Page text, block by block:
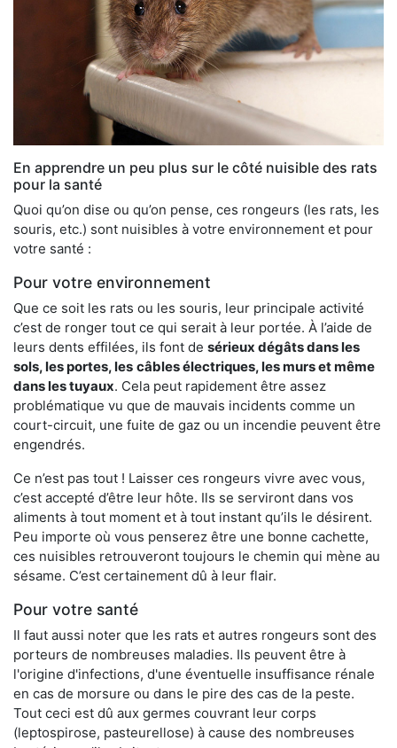
En apprendre un peu plus sur le côté nuisible des rats
pour la santé
Quoi qu’on dise ou qu’on pense, ces rongeurs (les rats, les
souris, etc.) sont nuisibles à votre environnement et pour
votre santé :
Pour votre environnement
Que ce soit les rats ou les souris, leur principale activité
c’est de ronger tout ce qui serait à leur portée. À l’aide de
leurs dents effilées, ils font de sérieux dégâts dans les
sols, les portes, les câbles électriques, les murs et même
dans les tuyaux. Cela peut rapidement être assez
problématique vu que de mauvais incidents comme un
court-circuit, une fuite de gaz ou un incendie peuvent être
engendrés.
Ce n’est pas tout ! Laisser ces rongeurs vivre avec vous,
c’est accepté d’être leur hôte. Ils se serviront dans vos
aliments à tout moment et à tout instant qu’ils le désirent.
Peu importe où vous penserez être une bonne cachette,
ces nuisibles retrouveront toujours le chemin qui mène au
sésame. C’est certainement dû à leur flair.
Pour votre santé
Il faut aussi noter que les rats et autres rongeurs sont des
porteurs de nombreuses maladies. Ils peuvent être à
l'origine d'infections, d'une éventuelle insuffisance rénale
en cas de morsure ou dans le pire des cas de la peste.
Tout ceci est dû aux germes couvrant leur corps
(leptospirose, pasteurellose) à cause des nombreuses